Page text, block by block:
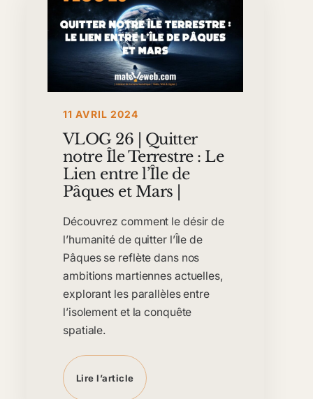
11 AVRIL 2024
VLOG 26 | Quitter
notre Île Terrestre : Le
Lien entre l’Île de
Pâques et Mars |
Découvrez comment le désir de
l’humanité de quitter l’Île de
Pâques se reflète dans nos
ambitions martiennes actuelles,
explorant les parallèles entre
l’isolement et la conquête
spatiale.
Lire l’article